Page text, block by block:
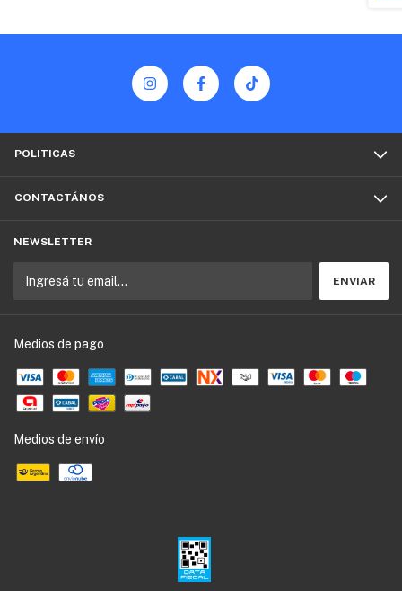
POLITICAS
CONTACTÁNOS
NEWSLETTER
Medios de pago
Medios de envío